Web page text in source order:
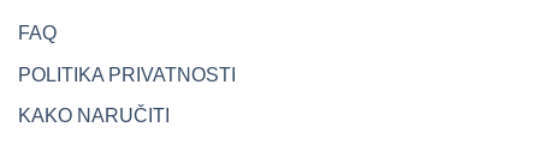
FAQ
POLITIKA PRIVATNOSTI
KAKO NARUČITI